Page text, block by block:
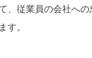
、従業員の会社への
す。